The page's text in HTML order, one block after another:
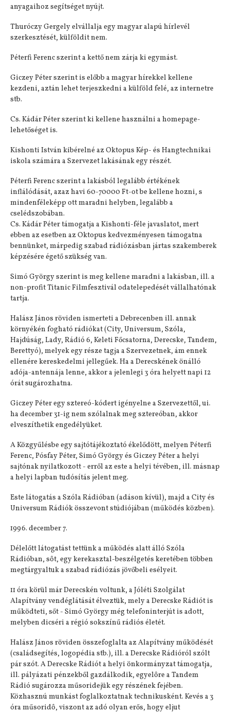
anyagaihoz segítséget nyújt.
Thuróczy Gergely elvállalja egy magyar alapú hírlevél
szerkesztését, külföldit nem.
Péterfi Ferenc szerint a kettő nem zárja ki egymást.
Giczey Péter szerint is előbb a magyar hírekkel kellene
kezdeni, aztán lehet terjeszkedni a külföld felé, az internetre
stb.
Cs. Kádár Péter szerint ki kellene használni a homepage-
lehetőséget is.
Kishonti István kibérelné az Oktopus Kép- és Hangtechnikai
iskola számára a Szervezet lakásának egy részét.
Péterfi Ferenc szerint a lakásból legalább értékének
inflálódását, azaz havi 60-70000 Ft-ot be kellene hozni, s
mindenféleképp ott maradni helyben, legalább a
cselédszobában.
Cs. Kádár Péter támogatja a Kishonti-féle javaslatot, mert
ebben az esetben az Oktopus kedvezményesen támogatna
bennünket, márpedig szabad rádiózásban jártas szakemberek
képzésére égető szükség van.
Simó György szerint is meg kellene maradni a lakásban, ill. a
non-profit Titanic Filmfesztivál odatelepedését vállalhatónak
tartja.
Halász János röviden ismerteti a Debrecenben ill. annak
környékén fogható rádiókat (City, Universum, Szóla,
Hajdúság, Lady, Rádió 6, Keleti Főcsatorna, Derecske, Tandem,
Berettyó), melyek egy része tagja a Szervezetnek, ám ennek
ellenére kereskedelmi jellegűek. Ha a Derecskének önálló
adója-antennája lenne, akkor a jelenlegi 3 óra helyett napi 12
órát sugározhatna.
Giczey Péter egy sztereó-kódert igényelne a Szervezettől, ui.
ha december 31-ig nem szólalnak meg sztereóban, akkor
elveszíthetik engedélyüket.
A Közgyűlésbe egy sajtótájékoztató ékelődött, melyen Péterfi
Ferenc, Pósfay Péter, Simó György és Giczey Péter a helyi
sajtónak nyilatkozott - erről az este a helyi tévében, ill. másnap
a helyi lapban tudósítás jelent meg.
Este látogatás a Szóla Rádióban (adáson kívül), majd a City és
Universum Rádiók összevont stúdiójában (működés közben).
1996. december 7.
Délelőtt látogatást tettünk a működés alatt álló Szóla
Rádióban, sôt, egy kerekasztal-beszélgetés keretében többen
megtárgyaltuk a szabad rádiózás jövőbeli esélyeit.
11 óra körül már Derecskén voltunk, a Jóléti Szolgálat
Alapítvány vendéglátását élveztük, mely a Derecske Rádiót is
működteti, sőt - Simó György még telefoninterjút is adott,
melyben dicséri a régió sokszínű rádiós életét.
Halász János röviden összefoglalta az Alapítvány működését
(családsegítés, logopédia stb.), ill. a Derecske Rádióról szólt
pár szót. A Derecske Rádiót a helyi önkormányzat támogatja,
ill. pályázati pénzekből gazdálkodik, egyelôre a Tandem
Rádió sugározza műsoridejük egy részének fejében.
Közhasznú munkást foglalkoztatnak technikusként. Kevés a 3
óra műsoridô, viszont az adó olyan erős, hogy eljut